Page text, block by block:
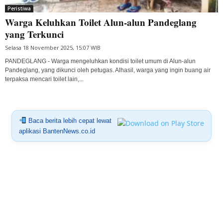
Peristiwa
Warga Keluhkan Toilet Alun-alun Pandeglang
yang Terkunci
Selasa 18 November 2025, 15:07 WIB
PANDEGLANG - Warga mengeluhkan kondisi toilet umum di Alun-alun
Pandeglang, yang dikunci oleh petugas. Alhasil, warga yang ingin buang air
terpaksa mencari toilet lain,...
Baca berita lebih cepat lewat
aplikasi BantenNews.co.id